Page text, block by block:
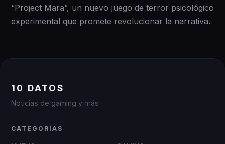
“Project Mara”, un nuevo juego de terror psicológico
experimental que promete revolucionar la narrativa.
10 DATOS
Noticias de gaming y más
CATEGORÍAS